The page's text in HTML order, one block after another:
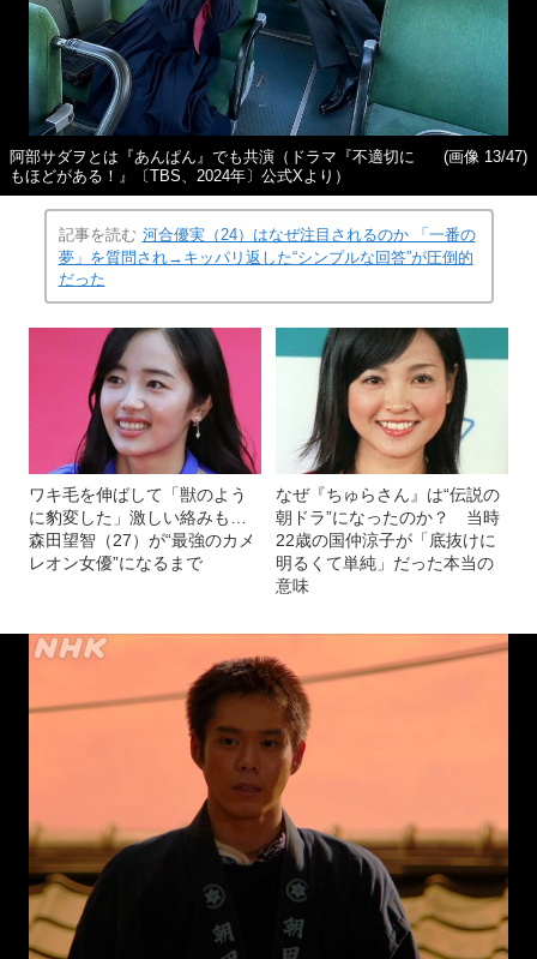
阿部サダヲとは『あんぱん』でも共演（ドラマ『不適切に
もほどがある！』〔TBS、2024年〕公式Xより）
(画像 13/47)
記事を読む 河合優実（24）はなぜ注目されるのか 「一番の
夢」を質問され→キッパリ返した“シンプルな回答”が圧倒的
だった
ワキ毛を伸ばして「獣のよう
に豹変した」激しい絡みも…
森田望智（27）が“最強のカメ
レオン女優”になるまで
なぜ『ちゅらさん』は“伝説の
朝ドラ”になったのか？ 当時
22歳の国仲涼子が「底抜けに
明るくて単純」だった本当の
意味